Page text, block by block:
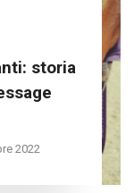
storia
2022